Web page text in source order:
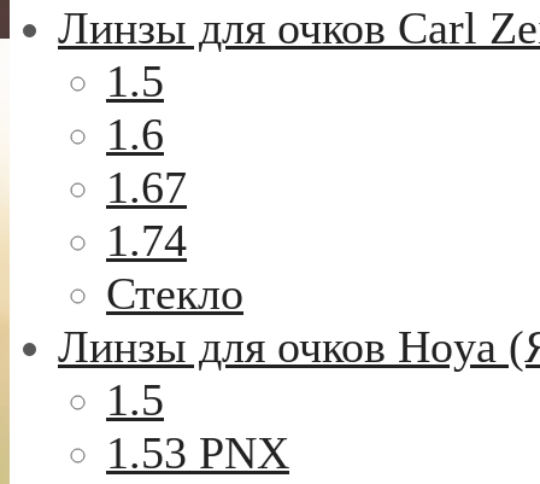
Линзы для очков Carl
1.5
1.6
1.67
1.74
Стекло
Линзы для очков Hoya
1.5
1.53 PNX